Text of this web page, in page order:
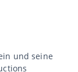
und seine